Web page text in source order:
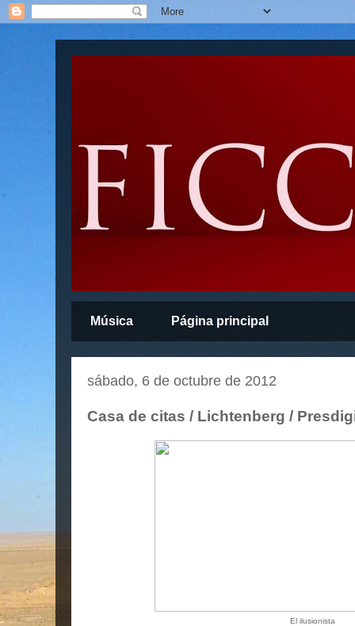
Música Página principal
sábado, 6 de octubre de 2012
Casa de citas / Lichtenberg /
El ilusionista